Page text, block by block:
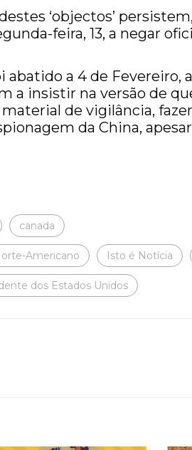
‘objectos’
feira, 13, a negar
abatido a 4 de Fevereiro,
a insistir na versão de
de vigilância,
da China,
canada
Americano Isto é Notícia
dos Estados Unidos